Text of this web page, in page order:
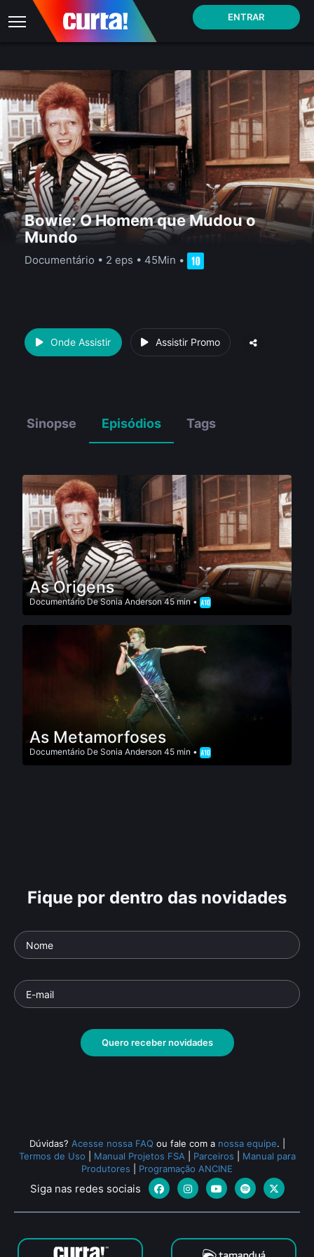
ENTRAR
Bowie: O Homem que Mudou o
Mundo
Documentário • 2 eps • 45Min •
Onde Assistir Assistir Promo
Sinopse Episódios Tags
As Origens
DocumentárioDeSonia Anderson45 min •
As Metamorfoses
Documentário De Sonia Anderson 45 min •
Fique por dentro das novidades
Quero receber novidades
Dúvidas? Acesse nossa FAQ ou fale com a nossa equipe.
Termos de Uso
Manual Projetos FSA Parceiros
Manual para
Produtores
Programação ANCINE
Siga nas redes sociais